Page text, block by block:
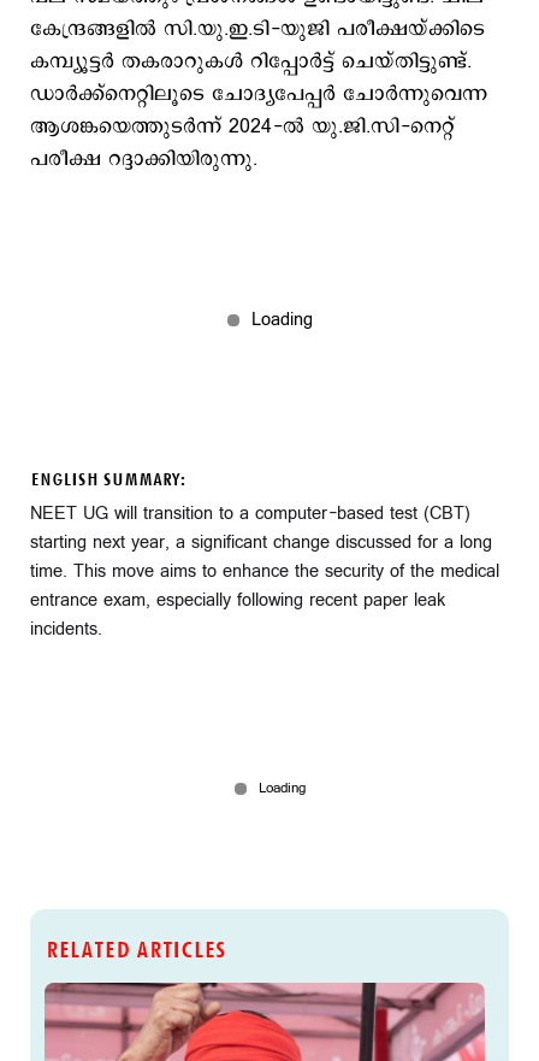
കേന്ദ്രങ്ങളിൽ സി.യു.ഇ.ടി-യുജി പരീക്ഷയ്ക്കിടെ
കമ്പ്യൂട്ടർ തകരാറുകൾ റിപ്പോർട്ട് ചെയ്തിട്ടുണ്ട്.
ഡാർക്ക്‌നെറ്റിലൂടെ ചോദ്യപേപ്പർ ചോർന്നുവെന്ന
ആശങ്കയെത്തുടർന്ന് 2024-ൽ യു.ജി.സി-നെറ്റ്
പരീക്ഷ റദ്ദാക്കിയിരുന്നു.
ENGLISH SUMMARY:
NEET UG will transition to a computer-based test (CBT)
starting next year, a significant change discussed for a long
time. This move aims to enhance the security of the medical
entrance exam, especially following recent paper leak
incidents.
RELATED ARTICLES